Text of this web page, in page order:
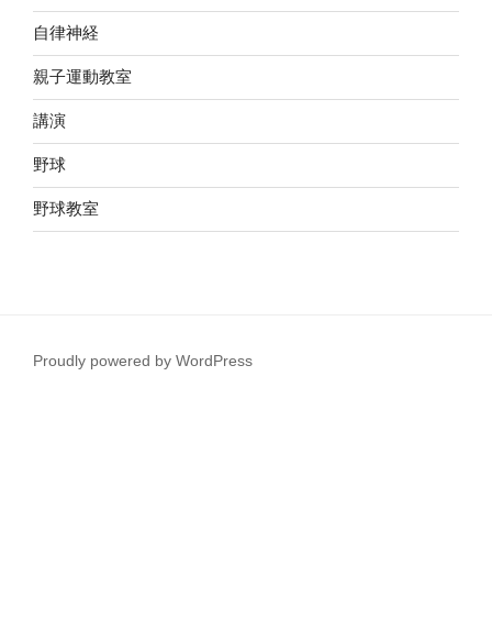
自律神経
親子運動教室
講演
野球
野球教室
Proudly powered by WordPress